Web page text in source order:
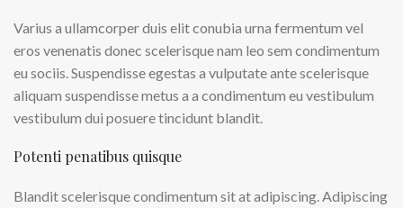
Varius a ullamcorper duis elit conubia urna fermentum vel
eros venenatis donec scelerisque nam leo sem condimentum
eu sociis. Suspendisse egestas a vulputate ante scelerisque
aliquam suspendisse metus a a condimentum eu vestibulum
vestibulum dui posuere tincidunt blandit.
Potenti penatibus quisque
Blandit scelerisque condimentum sit at adipiscing. Adipiscing